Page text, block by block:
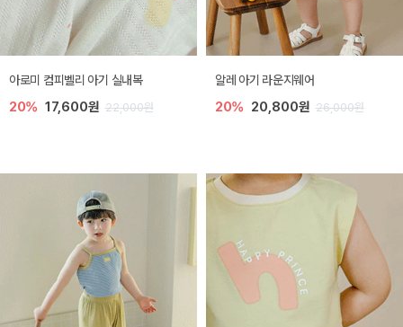
아로미 컴피벨리 아기 실내복
20% 17,600원 22,000원
알레 아기 라운지웨어
20% 20,800원 26,000원